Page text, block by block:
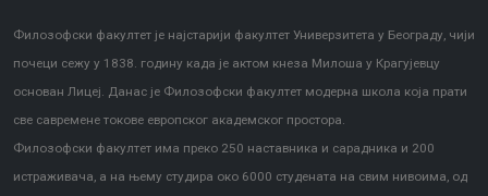
Филозофски факултет је најстарији факултет Универзитета у Београду, чији
почеци сежу у 1838. годину када је актом кнеза Милоша у Крагујевцу
основан Лицеј. Данас је Филозофски факултет модерна школа која прати
све савремене токове европског академског простора.
Филозофски факултет има преко 250 наставника и сарадника и 200
истраживача, а на њему студира око 6000 студената на свим нивоима, од